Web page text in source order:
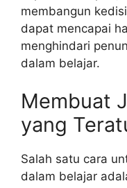
membangun
dapat mencapai
menghindari
dalam belajar.
Membuat
yang
Salah satu cara
dalam belajar